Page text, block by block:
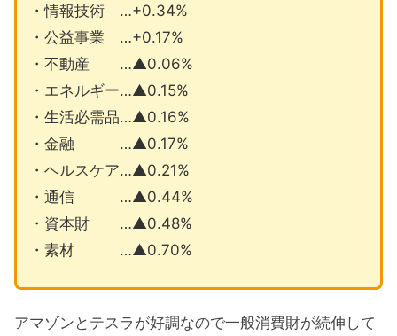
・情報技術 …+0.34%
・公益事業 …+0.17%
・不動産 …▲0.06%
・エネルギー…▲0.15%
・生活必需品…▲0.16%
・金融 …▲0.17%
・ヘルスケア…▲0.21%
・通信 …▲0.44%
・資本財 …▲0.48%
・素材 …▲0.70%
アマゾンとテスラが好調なので一般消費財が続伸して